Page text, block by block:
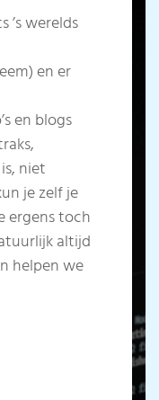
’s werelds
en er
en blogs
niet
je zelf je
ergens toch
altijd
helpen we